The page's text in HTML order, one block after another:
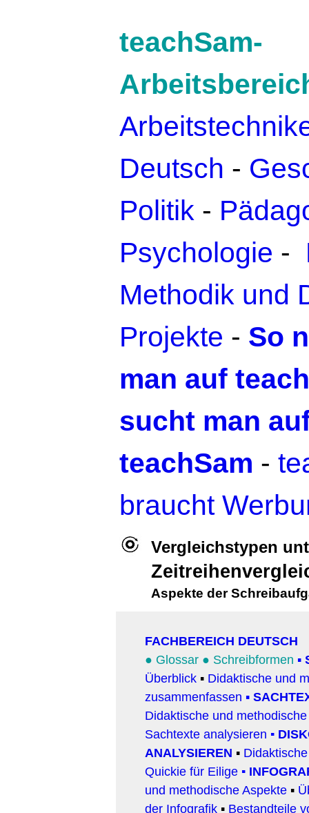
teachSam-
Deutsch -
Politik -
Psychologie -
Methodik und
Projekte - So
man auf
sucht man
teachSam -
braucht
Vergleichstypen
Aspekte der
FACHBEREICH DEUTSCH
● Glossar ● Schreibformen ▪
Überblick ▪ Didaktische und
zusammenfassen ▪
Didaktische und
Sachtexte analysieren ▪
ANALYSIEREN ▪
Quickie für Eilige ▪
und methodische Aspekte ▪
der Infografik ▪ Bestandteile